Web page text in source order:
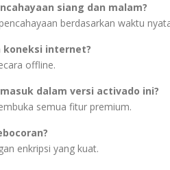
siang dan malam?
berdasarkan waktu
internet?
offline.
dalam versi activado ini?
semua fitur premium.
enkripsi yang kuat.